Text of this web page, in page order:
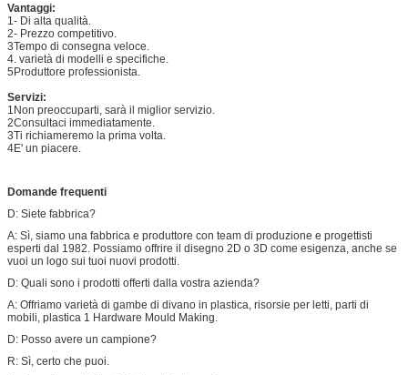
Vantaggi:
1- Di alta qualità.
2- Prezzo competitivo.
3Tempo di consegna veloce.
4. varietà di modelli e specifiche.
5Produttore professionista.
Servizi:
1Non preoccuparti, sarà il miglior servizio.
2Consultaci immediatamente.
3Ti richiameremo la prima volta.
4E' un piacere.
Domande frequenti
D: Siete fabbrica?
A: Sì, siamo una fabbrica e produttore con team di produzione e progettisti
esperti dal 1982. Possiamo offrire il disegno 2D o 3D come esigenza, anche se
vuoi un logo sui tuoi nuovi prodotti.
D: Quali sono i prodotti offerti dalla vostra azienda?
A: Offriamo varietà di gambe di divano in plastica, risorsie per letti, parti di
mobili, plastica 1 Hardware Mould Making.
D: Posso avere un campione?
R: Sì, certo che puoi.